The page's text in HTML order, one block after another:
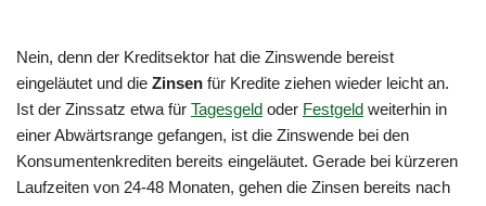
Nein, denn der Kreditsektor hat die Zinswende bereist
eingeläutet und die Zinsen für Kredite ziehen wieder leicht an.
Ist der Zinssatz etwa für Tagesgeld oder Festgeld weiterhin in
einer Abwärtsrange gefangen, ist die Zinswende bei den
Konsumentenkrediten bereits eingeläutet. Gerade bei kürzeren
Laufzeiten von 24-48 Monaten, gehen die Zinsen bereits nach